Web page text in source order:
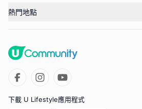
熱門地點
下載 U Lifestyle應用程式